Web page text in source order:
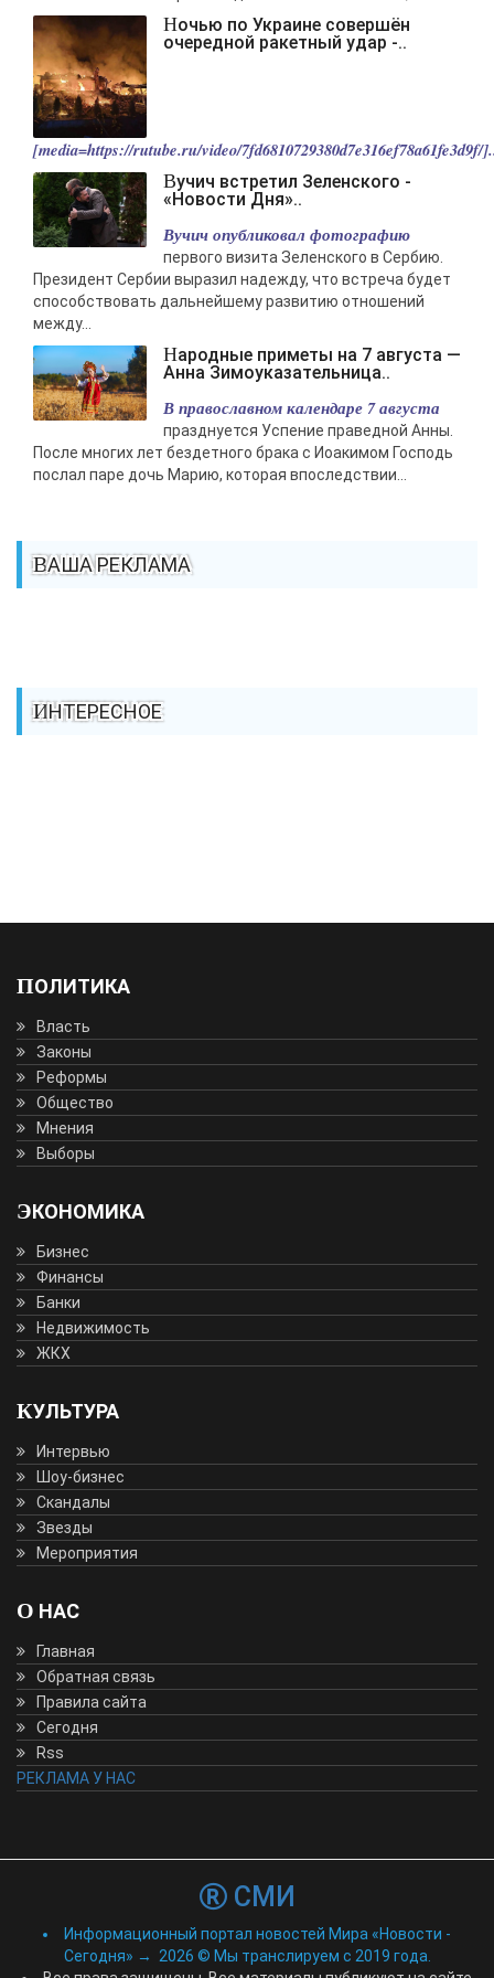
Ночью по Украине совершён
очередной ракетный удар -..
[media=https://rutube.ru/video/7fd6810729380d7e316ef78a61fe3d9f/
Вучич встретил Зеленского -
«Новости Дня»..
Вучич опубликовал фотографию
первого визита Зеленского в Сербию.
Президент Сербии выразил надежду, что встреча будет
способствовать дальнейшему развитию отношений
между...
Народные приметы на 7 августа —
Анна Зимоуказательница..
В православном календаре 7 августа
празднуется Успение праведной Анны.
После многих лет бездетного брака с Иоакимом Господь
послал паре дочь Марию, которая впоследствии...
ВАША РЕКЛАМА
ИНТЕРЕСНОЕ
ПОЛИТИКА
Власть
Законы
Реформы
Общество
Мнения
Выборы
ЭКОНОМИКА
Бизнес
Финансы
Банки
Недвижимость
ЖКХ
КУЛЬТУРА
Интервью
Шоу-бизнес
Скандалы
Звезды
Мероприятия
О НАС
Главная
Обратная связь
Правила сайта
Сегодня
Rss
РЕКЛАМА У НАС
СМИ
Информационный портал новостей Мира «Новости -
Сегодня» → 2026 © Мы транслируем с 2019 года.